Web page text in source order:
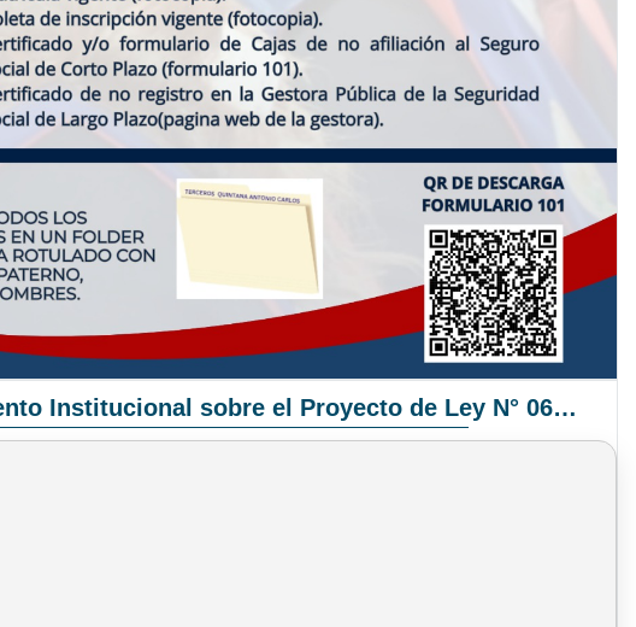
Pronunciamiento Institucional sobre el Proyecto de Ley N° 068/2025-2026 C.S.